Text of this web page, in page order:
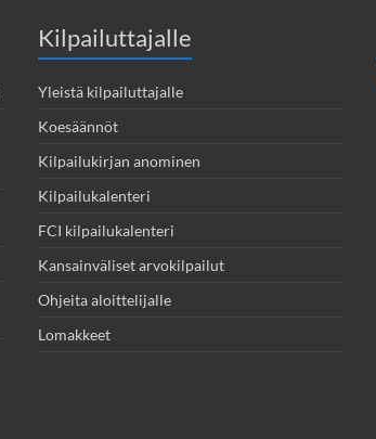
Kilpailuttajalle
Yleistä kilpailuttajalle
Koesäännöt
Kilpailukirjan anominen
Kilpailukalenteri
FCI kilpailukalenteri
Kansainväliset arvokilpailut
Ohjeita aloittelijalle
Lomakkeet